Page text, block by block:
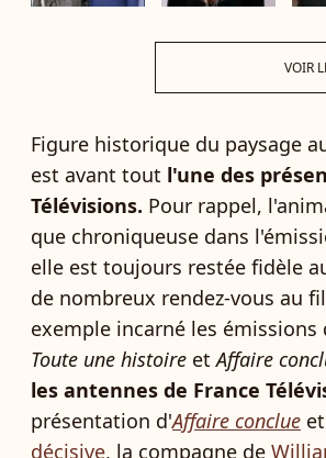
VOIR
Figure historique du paysage
est avant tout l'une des
Télévisions. Pour rappel,
que chroniqueuse dans
elle est toujours restée fidèle
de nombreux rendez-vous au
exemple incarné les
Toute une histoire et Affaire
les antennes de France
présentation d'Affaire conclue
décisive, la compagne de